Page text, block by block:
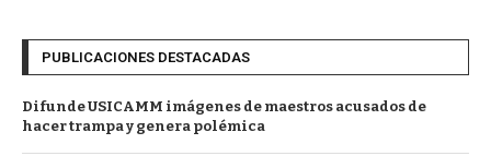
PUBLICACIONES DESTACADAS
Difunde USICAMM imágenes de maestros acusados de
hacer trampa y genera polémica